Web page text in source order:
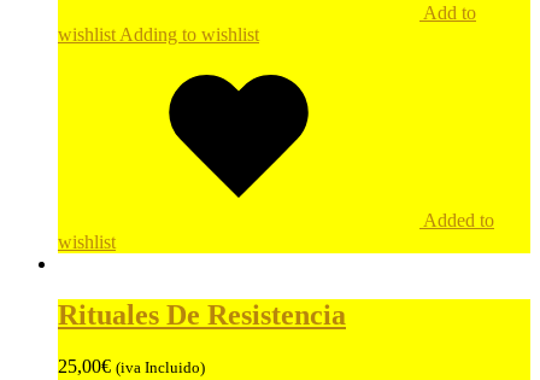
Add to
wishlist Adding to wishlist
Added to
wishlist
Rituales De Resistencia
25,00€ (iva Incluido)